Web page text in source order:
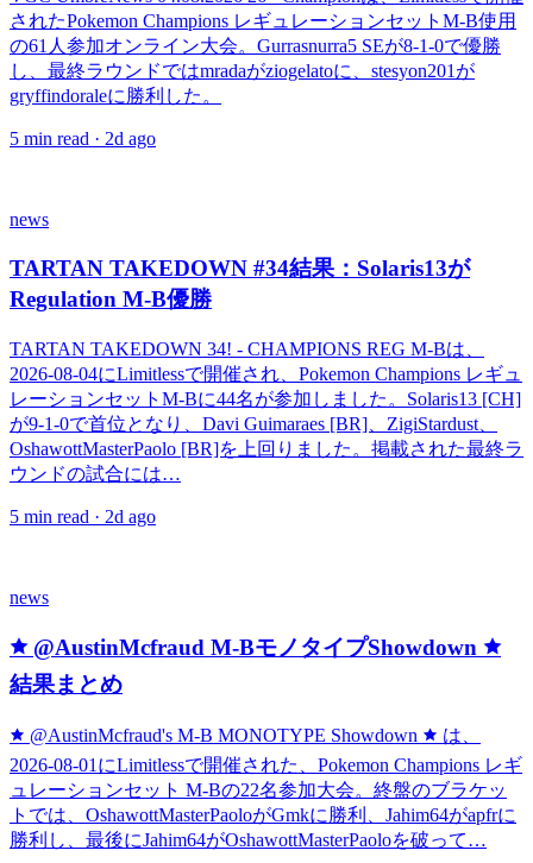
されたPokemon Champions レギュレーションセットM-B使用
の61人参加オンライン大会。Gurrasnurra5 SEが8-1-0で優勝
し、最終ラウンドではmradaがziogelatoに、stesyon201が
gryffindoraleに勝利した。
5 min read · 2d ago
news
TARTAN TAKEDOWN #34結果：Solaris13が
Regulation M-B優勝
TARTAN TAKEDOWN 34! - CHAMPIONS REG M-Bは、
2026-08-04にLimitlessで開催され、Pokemon Champions レギュ
レーションセットM-Bに44名が参加しました。Solaris13 [CH]
が9-1-0で首位となり、Davi Guimaraes [BR]、ZigiStardust、
OshawottMasterPaolo [BR]を上回りました。掲載された最終ラ
ウンドの試合には…
5 min read · 2d ago
news
🟊 @AustinMcfraud M-BモノタイプShowdown 🟊
結果まとめ
🟊 @AustinMcfraud's M-B MONOTYPE Showdown 🟊 は、
2026-08-01にLimitlessで開催された、Pokemon Champions レギ
ュレーションセット M-Bの22名参加大会。終盤のブラケッ
トでは、OshawottMasterPaoloがGmkに勝利、Jahim64がapfrに
勝利し、最後にJahim64がOshawottMasterPaoloを破って…